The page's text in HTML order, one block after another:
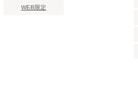
WEB限定